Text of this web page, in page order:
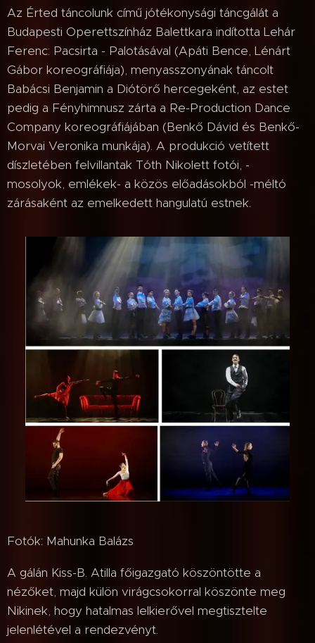
Az Érted táncolunk című jótékonysági táncgálát a
Budapesti Operettszínház Balettkara indította Lehár
Ferenc: Pacsirta - Palotásával (Apáti Bence, Lénárt
Gábor koreográfiája), menyasszonyának táncolt
Babácsi Benjamin a Diótörő hercegeként, az estet
pedig a Fényhimnusz zárta a Re-Production Dance
Company koreográfiájában (Benkő Dávid és Benkő-
Morvai Veronika munkája). A produkció vetített
díszletében felvillantak Tóth Nikolett fotói, -
mosolyok, emlékek- a közös előadásokból -méltó
zárásaként az emelkedett hangulatú estnek.
Fotók: Mahunka Balázs
A gálán Kiss-B. Atilla főigazgató köszöntötte a
nézőket, majd külön virágcsokorral köszönte meg
Nikinek, hogy hatalmas lelkierővel megtisztelte
jelenlétével a rendezvényt.